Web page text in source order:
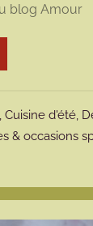
r
e
blog Amour
Cuisine d'été,
& occasions